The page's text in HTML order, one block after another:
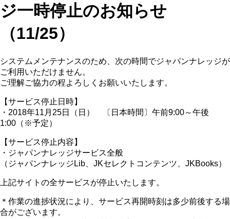
ジ一時停止のお知らせ
（11/25）
システムメンテナンスのため、次の時間でジャパンナレッジが
ご利用いただけません。
ご理解ご協力の程よろしくお願いいたします。
【サービス停止日時】
・2018年11月25日（日） 〔日本時間〕午前9:00～午後
1:00（※予定）
【サービス停止内容】
・ジャパンナレッジサービス全般
（ジャパンナレッジLib、JKセレクトコンテンツ、JKBooks）
上記サイトの全サービスが停止いたします。
＊作業の進捗状況により、サービス再開時刻は多少前後する場
合がございます。